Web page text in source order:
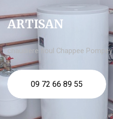
ARTISAN
chaudière fioul Chappee Pompey
09 72 66 89 55